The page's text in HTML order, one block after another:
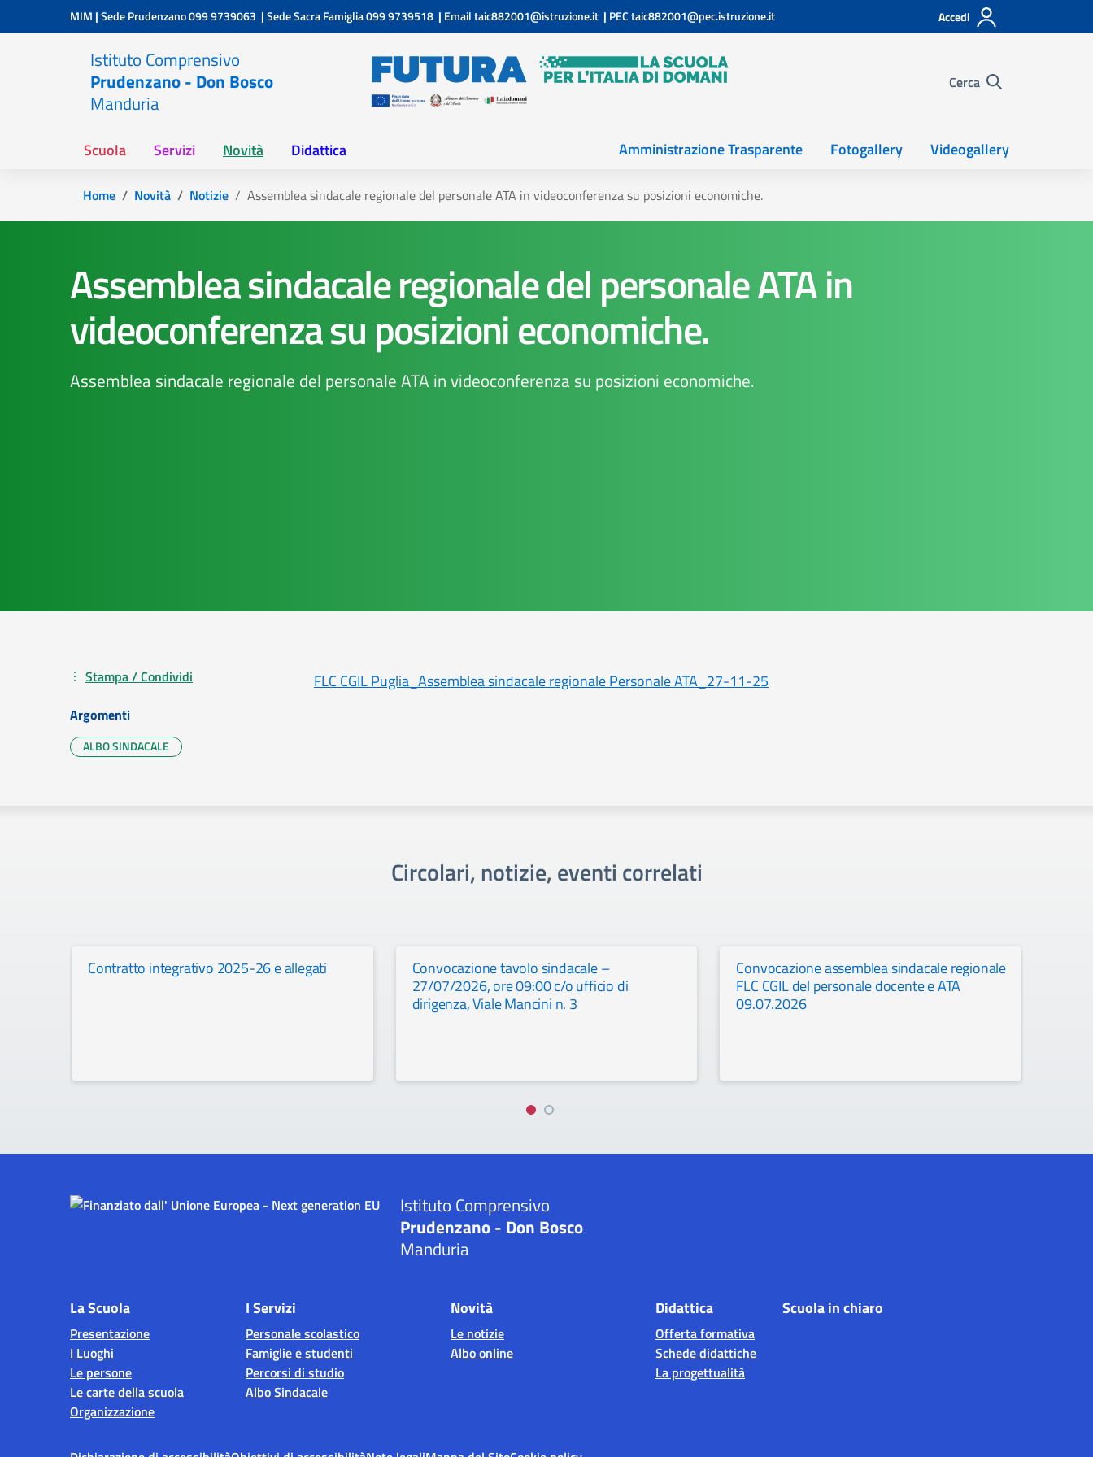
Vai ai contenuti
Vai al menu di navigazione
MIM |Sede Prudenzano099 9739063 |Sede Sacra Famiglia099 9739518 | Emailtaic882001@istruzione.it | PECtaic882001@pec.istruzione.it Accedi
Istituto Comprensivo
Prudenzano - Don Bosco
Manduria
Cerca
Scuola Servizi Novità Didattica Amministrazione Trasparente Fotogallery Videogallery
Home Novità Notizie Assemblea sindacale regionale del personale ATA in videoconferenza su posizioni economiche.
Assemblea sindacale regionale del personale ATA in
videoconferenza su posizioni economiche.
Assemblea sindacale regionale del personale ATA in videoconferenza su posizioni economiche.
FLC CGIL Puglia_Assemblea sindacale regionale Personale ATA_27-11-25
Stampa / Condividi
Argomenti
ALBO SINDACALE
Circolari, notizie, eventi correlati
Contratto integrativo 2025-26 e allegati Convocazione tavolo sindacale –
27/07/2026, ore 09:00 c/o ufficio di
dirigenza, Viale Mancini n. 3
Convocazione assemblea sindacale regionale
FLC CGIL del personale docente e ATA
09.07.2026
Istituto Comprensivo
Prudenzano - Don Bosco
Manduria
La Scuola
Presentazione
I Luoghi
Le persone
Le carte della scuola
Organizzazione
I Servizi
Personale scolastico
Famiglie e studenti
Percorsi di studio
Albo Sindacale
Novità
Le notizie
Albo online
Didattica
Offerta formativa
Schede didattiche
La progettualità
Scuola in chiaro